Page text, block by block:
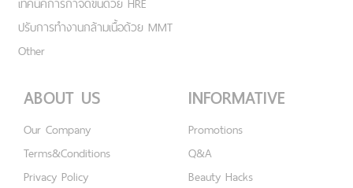
ปรับการทำงานกล้ามเนื้อด้วย MMT
Other
ABOUT US
Our Company
Terms&Conditions
Privacy Policy
INFORMATIVE
Promotions
Q&A
Beauty Hacks